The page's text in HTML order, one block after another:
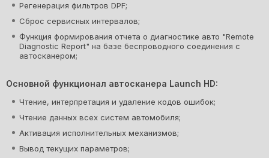
Регенерация фильтров DPF;
Сброс сервисных интервалов;
Функция формирования отчета о диагностике авто "Remote
Diagnostic Report" на базе беспроводного соединения с
автосканером;
Основной функционал автосканера Launch HD:
Чтение, интерпретация и удаление кодов ошибок;
Чтение данных всех систем автомобиля;
Активация исполнительных механизмов;
Вывод текущих параметров;